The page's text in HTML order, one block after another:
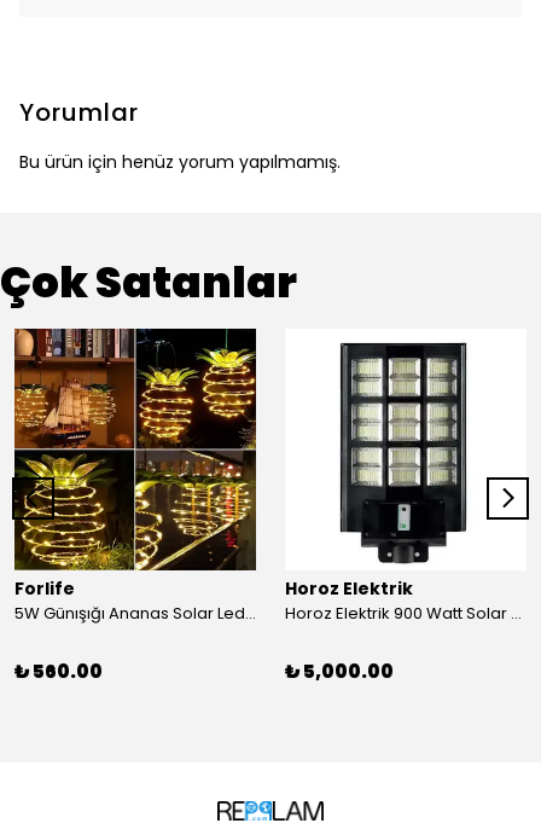
Yorumlar
Bu ürün için henüz yorum yapılmamış.
Çok Satanlar
Forlife
5W Günışığı Ananas Solar Led Aydınlatma Bahçe Balkon Aydınlatma
₺ 560.00
Horoz Elektrik
Horoz Elektrik 900 Watt Solar Sokak Armatürü Beyaz Işık
₺ 5,000.00